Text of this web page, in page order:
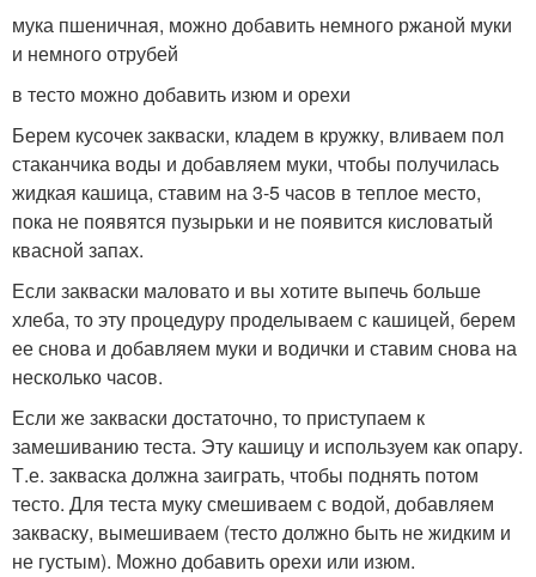
мука пшеничная, можно добавить немного ржаной муки
и немного отрубей
в тесто можно добавить изюм и орехи
Берем кусочек закваски, кладем в кружку, вливаем пол
стаканчика воды и добавляем муки, чтобы получилась
жидкая кашица, ставим на 3-5 часов в теплое место,
пока не появятся пузырьки и не появится кисловатый
квасной запах.
Если закваски маловато и вы хотите выпечь больше
хлеба, то эту процедуру проделываем с кашицей, берем
ее снова и добавляем муки и водички и ставим снова на
несколько часов.
Если же закваски достаточно, то приступаем к
замешиванию теста. Эту кашицу и используем как опару.
Т.е. закваска должна заиграть, чтобы поднять потом
тесто. Для теста муку смешиваем с водой, добавляем
закваску, вымешиваем (тесто должно быть не жидким и
не густым). Можно добавить орехи или изюм.